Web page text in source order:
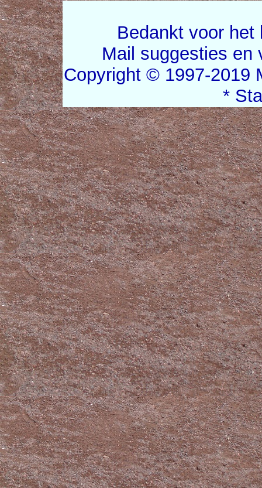
Bedankt voor
Mail suggesties en
Copyright © 1997-2019
*